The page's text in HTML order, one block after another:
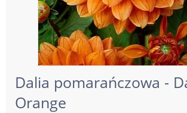
Dalia pomarańczowa -
Orange